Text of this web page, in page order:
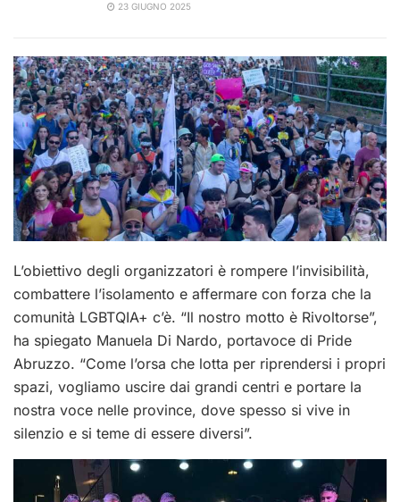
23 GIUGNO 2025
L’obiettivo degli organizzatori è rompere l’invisibilità,
combattere l’isolamento e affermare con forza che la
comunità LGBTQIA+ c’è. “Il nostro motto è Rivoltorse”,
ha spiegato Manuela Di Nardo, portavoce di Pride
Abruzzo. “Come l’orsa che lotta per riprendersi i propri
spazi, vogliamo uscire dai grandi centri e portare la
nostra voce nelle province, dove spesso si vive in
silenzio e si teme di essere diversi”.